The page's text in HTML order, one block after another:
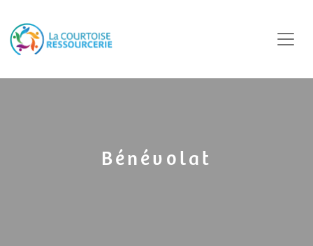
Bénévolat